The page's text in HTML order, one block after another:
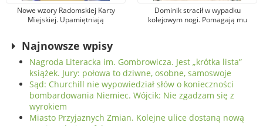
Nowe wzory Radomskiej Karty
Miejskiej. Upamiętniają
Dominik stracił w wypadku
kolejowym nogi. Pomagają mu
Najnowsze wpisy
Nagroda Literacka im. Gombrowicza. Jest „krótka lista”
książek. Jury: połowa to dziwne, osobne, samoswoje
Sąd: Churchill nie wypowiedział słów o konieczności
bombardowania Niemiec. Wójcik: Nie zgadzam się z
wyrokiem
Miasto Przyjaznych Zmian. Kolejne ulice dostaną nową